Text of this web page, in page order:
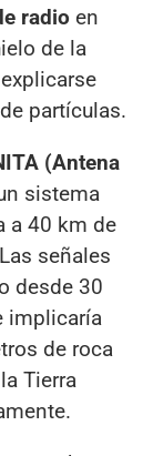
radio en
de la
partículas.
(Antena
sistema
a 40 km de
señales
desde 30
implicaría
de roca
Tierra